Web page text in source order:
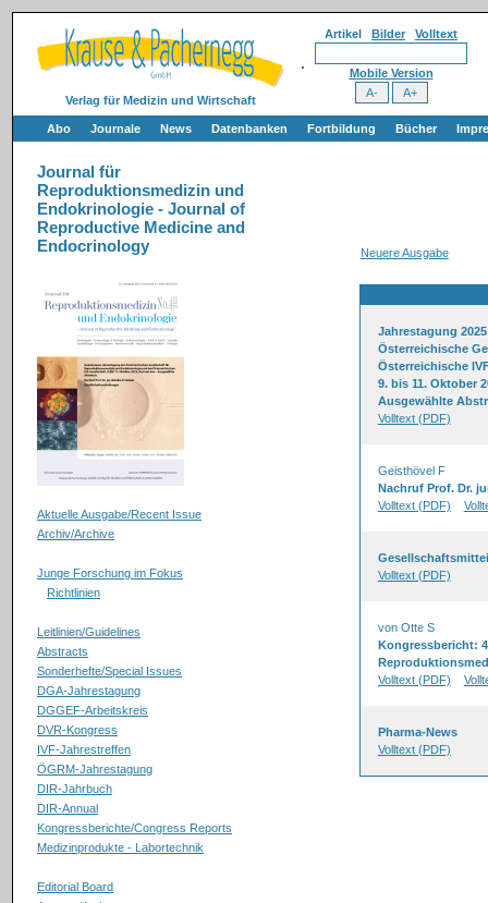
Verlag für Medizin und Wirtschaft
Artikel Bilder Volltext
Mobile Version
Abo Journale News Datenbanken Fortbildung Bücher
Journal für
Reproduktionsmedizin und
Endokrinologie - Journal of
Reproductive Medicine and
Endocrinology
Aktuelle Ausgabe/Recent Issue
Archiv/Archive
Junge Forschung im Fokus
Richtlinien
Leitlinien/Guidelines
Abstracts
Sonderhefte/Special Issues
DGA-Jahrestagung
DGGEF-Arbeitskreis
DVR-Kongress
IVF-Jahrestreffen
ÖGRM-Jahrestagung
DIR-Jahrbuch
DIR-Annual
Kongressberichte/Congress Reports
Medizinprodukte - Labortechnik
Editorial Board
Neuere Ausgabe
Jahrestagung 2025
Österreichische
Österreichische
9. bis 11. Oktober
Ausgewählte
Volltext (PDF)
Geisthövel F
Nachruf Prof. Dr.
Volltext (PDF)
Volltext (PDF)
von Otte S
Kongressbericht:
Volltext (PDF)
Pharma-News
Volltext (PDF)